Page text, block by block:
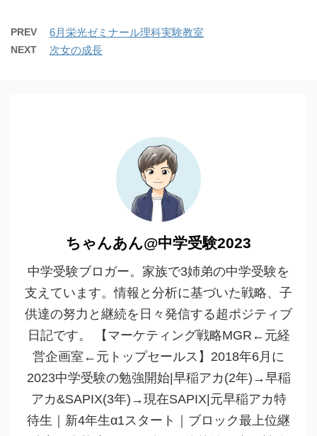
PREV 6月栄光ゼミナール理科実験教室
NEXT 次女の成長
ちゃんあん@中学受験2023
中学受験ブロガー。家族で3姉弟の中学受験を
支えています。情報と分析に基づいた戦略、子
供達の努力と継続を日々発信する超ポジティブ
日記です。 【マーケティング戦略MGR←元経
営企画室←元トップセールス】2018年6月に
2023中学受験の勉強開始|早稲アカ(2年)→早稲
アカ&SAPIX(3年)→現在SAPIX|元早稲アカ特
待生｜新4年生α1スタート｜ブロック最上位継